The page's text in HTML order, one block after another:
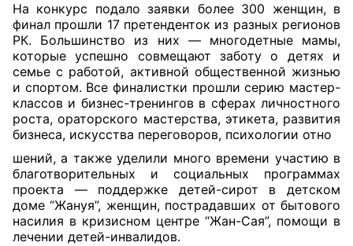
На конкурс подало заявки более 300 женщин, в
финал прошли 17 претенденток из разных регионов
РК. Большинство из них — многодетные мамы,
которые успешно совмещают заботу о детях и
семье с работой, активной общественной жизнью
и спортом. Все финалистки прошли серию мастер-
классов и бизнес-тренингов в сферах личностного
роста, ораторского мастерства, этикета, развития
бизнеса, искусства переговоров, психологии отно
шений, а также уделили много времени участию в
благотворительных и социальных программах
проекта — поддержке детей-сирот в детском
доме “Жануя”, женщин, пострадавших от бытового
насилия в кризисном центре “Жан-Сая”, помощи в
лечении детей-инвалидов.